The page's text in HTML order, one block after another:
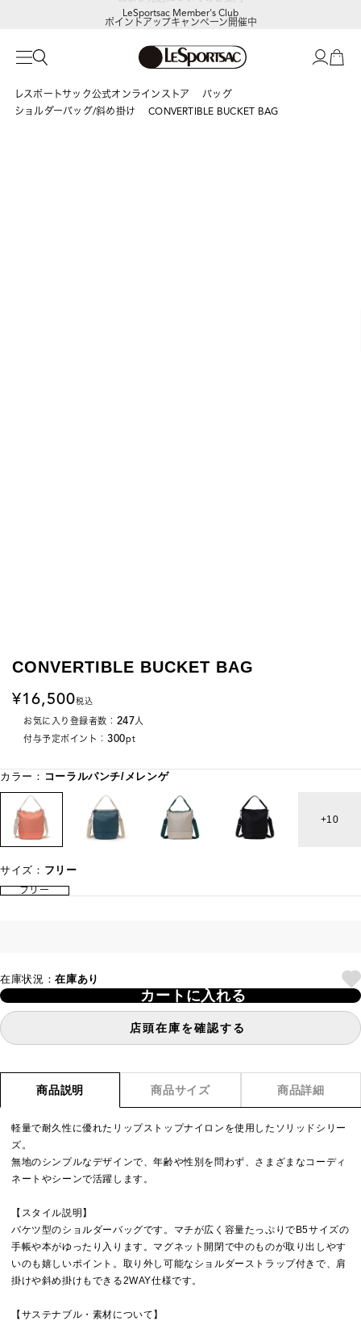
LeSportsac Member's Club
ポイントアップキャンペーン開催中
レスポートサック公式オンラインストア
バッグ
ショルダーバッグ/斜め掛け
CONVERTIBLE BUCKET BAG
CONVERTIBLE BUCKET BAG
16,500税込
お気に入り登録者数： 247人
付与予定ポイント： 300pt
カラー： コーラルパンチ/メレンゲ
10
サイズ： フリー
フリー
在庫状況：在庫あり
カートに入れる
店頭在庫を確認する
商品説明 商品サイズ 商品詳細
軽量で耐久性に優れたリップストップナイロンを使用したソリッドシリー
ズ。
無地のシンプルなデザインで、年齢や性別を問わず、さまざまなコーディ
ネートやシーンで活躍します。
【スタイル説明】
バケツ型のショルダーバッグです。マチが広く容量たっぷりでB5サイズの
手帳や本がゆったり入ります。マグネット開閉で中のものが取り出しやす
いのも嬉しいポイント。取り外し可能なショルダーストラップ付きで、肩
掛けや斜め掛けもできる2WAY仕様です。
【サステナブル・素材について】